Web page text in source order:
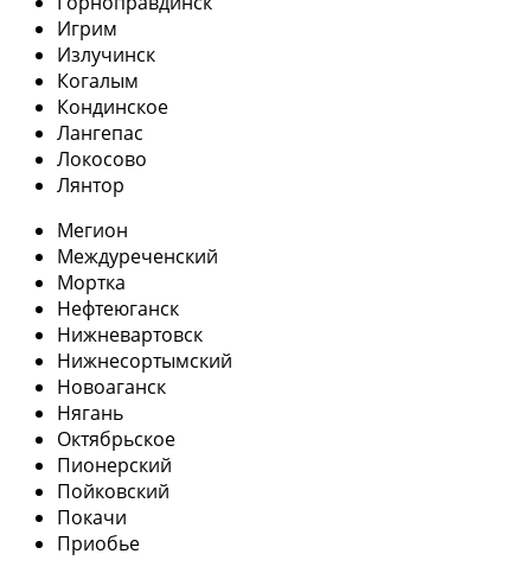
Игрим
Излучинск
Когалым
Кондинское
Лангепас
Локосово
Лянтор
Мегион
Междуреченский
Мортка
Нефтеюганск
Нижневартовск
Нижнесортымский
Новоаганск
Нягань
Октябрьское
Пионерский
Пойковский
Покачи
Приобье